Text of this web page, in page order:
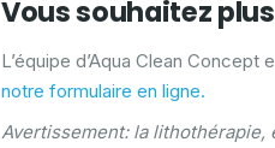
Vous souhaitez
L’équipe d’Aqua Clean
notre formulaire en ligne.
Avertissement: la